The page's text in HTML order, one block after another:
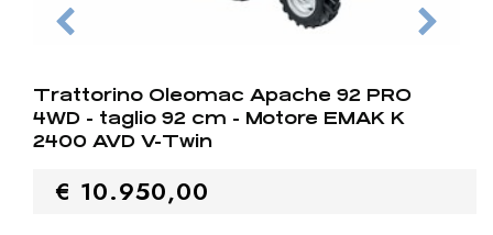
Trattorino Oleomac Apache 92 PRO
4WD - taglio 92 cm - Motore EMAK K
2400 AVD V-Twin
€ 10.950,00